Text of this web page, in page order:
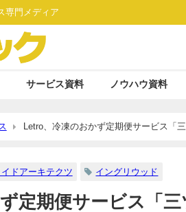
専門メディア
サービス資料 ノウハウ資料
Letro、冷凍のおかず定期便サービス「
イドアーキテクツ イングリウッド
定期便サービス「